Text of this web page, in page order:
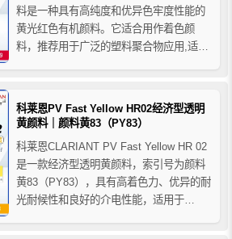
料是一种具有高纯度和优异色牢度性能的
黄光红色有机颜料。它适合用作着色颜
料，推荐用于广泛的塑料聚合物应用,适用
色。
科莱恩PV Fast Yellow HR02经济型透明
黄颜料｜颜料黄83（PY83）
科莱恩CLARIANT PV Fast Yellow HR 02
是一款经济型透明黄颜料，索引号为颜料
黄83（PY83），具有高着色力、优异的耐
光耐候性和良好的介电性能，适用于